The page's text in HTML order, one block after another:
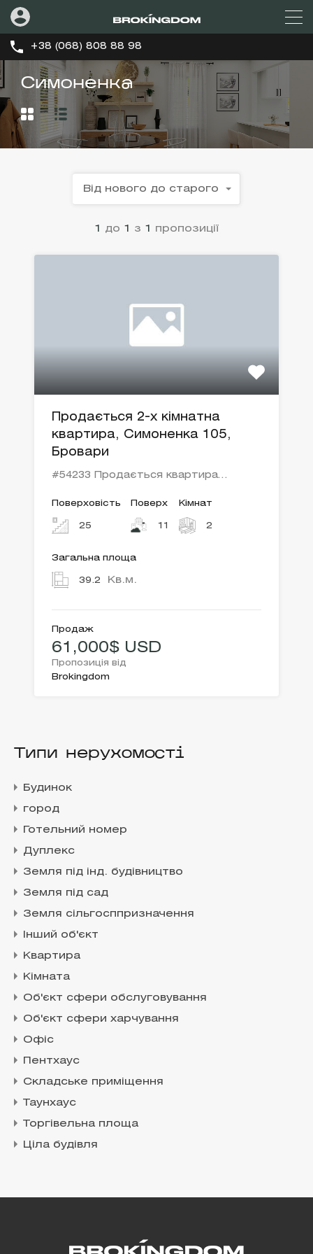
+38 (068) 808 88 98
Симоненка
1 до 1 з 1 пропозиції
Від нового до старого
Продається 2-х кімнатна
квартира, Симоненка 105,
Бровари
#54233 Продається квартира…
Поверховість
25
Поверх
11
Кімнат
2
Загальна площа
39.2 Кв.м.
Продаж
61,000$ USD
Пропозиція від
Brokingdom
Типи нерухомості
Будинок
город
Готельний номер
Дуплекс
Земля під інд. будівництво
Земля під сад
Земля сільгосппризначення
Інший об'єкт
Квартира
Кімната
Об'єкт сфери обслуговування
Об'єкт сфери харчування
Офіс
Пентхаус
Складське приміщення
Таунхаус
Торгівельна площа
Ціла будівля